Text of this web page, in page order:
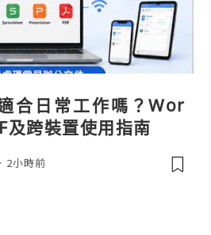
合日常工作嗎？Wor
及跨裝置使用指南
2小時前